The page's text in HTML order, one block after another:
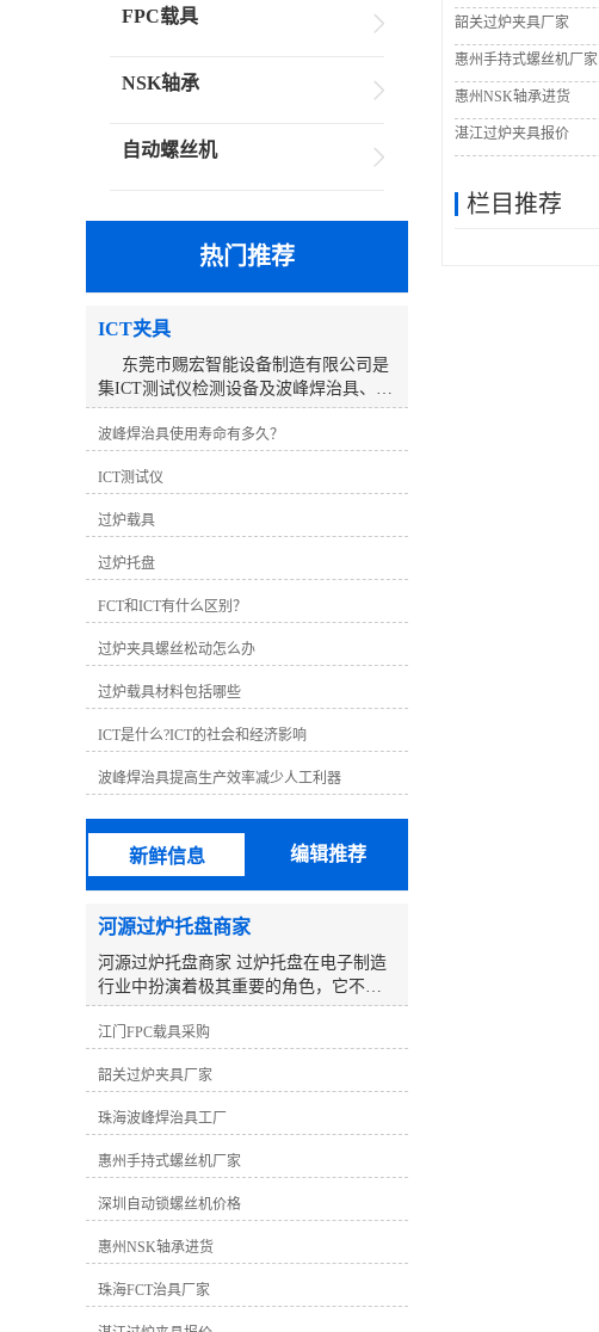
韶关过炉夹具厂家
惠州手持式螺丝机厂家
惠州NSK轴承进货
湛江过炉夹具报价
栏目推荐
FPC载具
NSK轴承
自动螺丝机
热门推荐
ICT夹具
东莞市赐宏智能设备制造有限公司是
集ICT测试仪检测设备及波峰焊治具、
ICT测试治具、过锡炉治具、功能治具的
研发、生产、销售、服务于一体的高科
球市场。经过10多年的不断努力，以优
质的产品及良好的团队服务赢得了客户
的信赖与支持。深圳工厂研发生产的ICT
在线测试仪系列产品推出以来，以稳定
的性能、简捷的操作的检测能力及速
度，获得了客户的认可及推崇，公司已
取得了长足的发展，分别在深圳、东
莞、昆山、温州设立了工厂和分公司，
工厂主要生产销售ICT测试治具、过锡炉
治具、波峰焊治具、功能治具、老化台
车、寿命测试机以及非标自动化设备。
我们一直秉持“持续创新，不断发展”的理
念，并不断引进先进的技术和管理经
验，开拓研制更有竞争力、更能满足客
户需求的产品，以期向广大客户提供更
优质的产品和服务。 波峰焊治具采用
无铅高温纳米复合材料合成石制造，此
种材料完全符合欧盟RoHS环保协议标
准，我司还可提供***报告，客户可以*
材质制造。制造设备及软件：CNC数控
机械、精雕机、祁昌测试机、基宇测试
机、宇柏林软件、华笙软件、考迪软
件、全方位治具软件。并聘请了专业的
难点，有着超前的理念。技术上：我们
测试方面取得了突破，我们的BGA治具
测试间距较小可以达到0.2mm。公司以技
术为核心，力求为客户提供高效率低成
本的测试解决方案。 品质上:本公司产品
均经过严格检验及测试，确保在使用过
程中不会出现短、漏点的现象，以达到
证三日内交货，配有专车送货，完善的
波峰焊治具使用寿命有多久？
ICT测试仪
过炉载具
过炉托盘
FCT和ICT有什么区别？
过炉夹具螺丝松动怎么办
过炉载具材料包括哪些
ICT是什么?ICT的社会和经济影响
波峰焊治具提高生产效率减少人工利器
新鲜信息 编辑推荐
河源过炉托盘商家
河源过炉托盘商家 过炉托盘在电子制造
行业中扮演着极其重要的角色，它不仅
用于运输和固定电子元件和电路板，还
在焊接过程中发挥着关键作用。具备良
盘为SMT生产线上的回流焊和波峰焊过
程提供了可靠的支持。 作为河源地区的
过炉托盘商家，我们致力于提供高质量
的过炉托盘产品，并为客户提供的解决
方案。我们深知客户对过炉托盘的需
求，以及在电子制造过程中所面临的挑
战。因此，我们不断努力完善产品设计
和生产工艺，以满足客户的各种需求。
们采用高品质的耐高温材料，如陶瓷、
金属或合成石，以确保产品在高温环境
江门FPC载具采购
韶关过炉夹具厂家
珠海波峰焊治具工厂
惠州手持式螺丝机厂家
深圳自动锁螺丝机价格
惠州NSK轴承进货
珠海FCT治具厂家